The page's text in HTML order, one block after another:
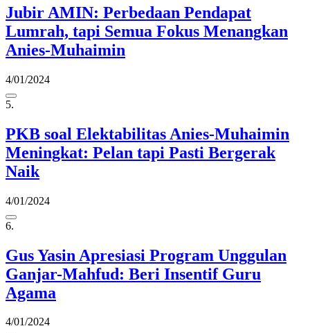
Jubir AMIN: Perbedaan Pendapat
Lumrah, tapi Semua Fokus Menangkan
Anies-Muhaimin
4/01/2024
5.
PKB soal Elektabilitas Anies-Muhaimin
Meningkat: Pelan tapi Pasti Bergerak
Naik
4/01/2024
6.
Gus Yasin Apresiasi Program Unggulan
Ganjar-Mahfud: Beri Insentif Guru
Agama
4/01/2024